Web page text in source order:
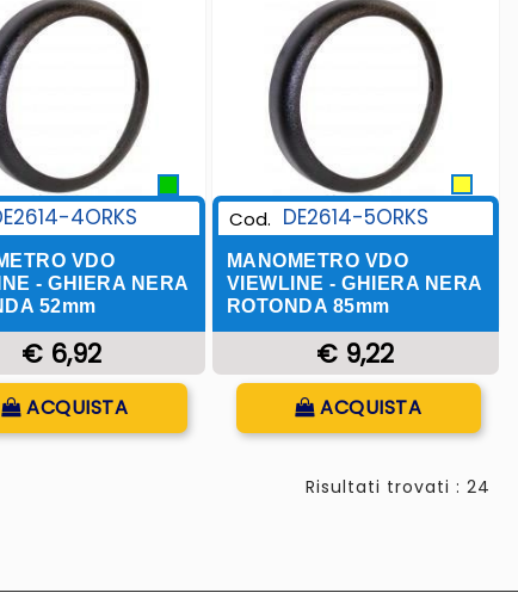
4ORKS
VDO
- GHIERA NERA
52mm
€ 6,92
ACQUISTA
Cod. DE2614-5ORKS
MANOMETRO VDO
VIEWLINE - GHIERA NERA
ROTONDA 85mm
€ 9,22
ACQUISTA
Risultati trovati : 24